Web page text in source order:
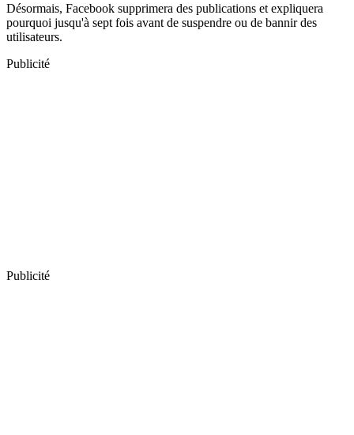
Désormais, Facebook supprimera des publications et expliquera
pourquoi jusqu'à sept fois avant de suspendre ou de bannir des
utilisateurs.
Publicité
Publicité